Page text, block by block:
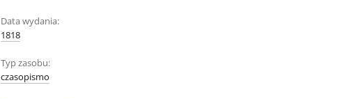
Data wydania:
1818
Typ zasobu:
czasopismo